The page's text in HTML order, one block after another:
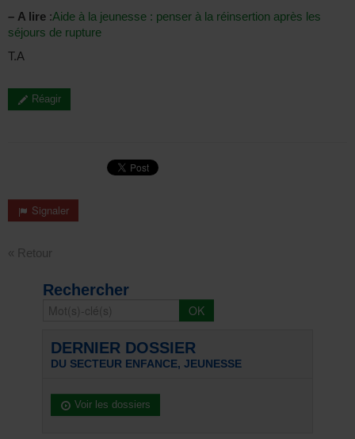
– A lire :Aide à la jeunesse : penser à la réinsertion après les
séjours de rupture
T.A
Réagir
Signaler
« Retour
Rechercher
DERNIER DOSSIER
DU SECTEUR ENFANCE, JEUNESSE
Voir les dossiers